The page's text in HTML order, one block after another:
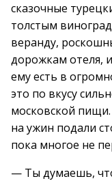
сказочные
толстым
веранду,
дорожкам отеля,
ему есть в
это по вкусу
московской
на ужин подали
пока многое не
— Ты думаешь,